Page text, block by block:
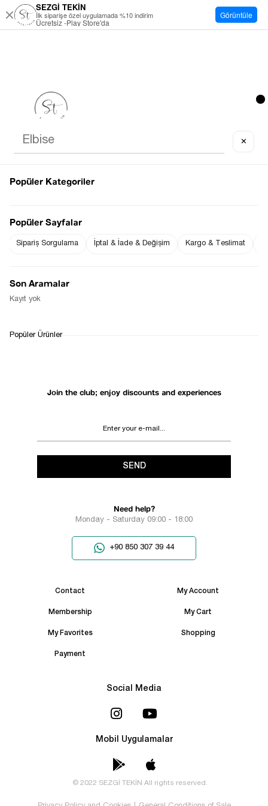
Join the club; enjoy discounts and experiences
SEND
Need help?
Monday - Saturday 09:00 - 18:00
+90 850 307 39 44
Contact My Account
Membership My Cart
My Favorites Shopping
Payment
Social Media
Mobil Uygulamalar
© 2022 SEZGİ TEKİN All rights reserved.
SEZGİ TEKİN
İlk siparişe özel uygulamada %10 indirim
Ücretsiz -Play Store'da
Görüntüle
✕
Popüler Kategoriler
Popüler Sayfalar
Sipariş Sorgulama İptal & İade & Değişim Kargo & Teslimat
Son Aramalar
Kayıt yok
Popüler Ürünler